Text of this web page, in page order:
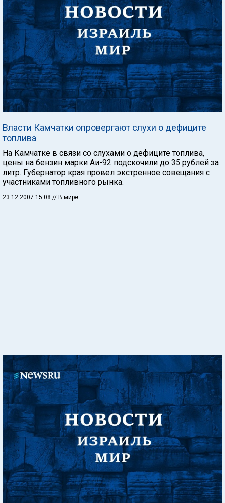
Власти Камчатки опровергают слухи о дефиците
топлива
На Камчатке в связи со слухами о дефиците топлива,
цены на бензин марки Аи-92 подскочили до 35 рублей за
литр. Губернатор края провел экстренное совещания с
участниками топливного рынка.
23.12.2007 15:08 // В мире